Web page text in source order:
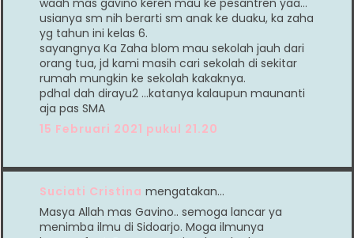
usianya sm nih berarti sm anak ke duaku, ka zaha
yg tahun ini kelas 6.
sayangnya Ka Zaha blom mau sekolah jauh dari
orang tua, jd kami masih cari sekolah di sekitar
rumah mungkin ke sekolah kakaknya.
pdhal dah dirayu2 ...katanya kalaupun maunanti
aja pas SMA
15 Februari 2021 pukul 21.20
Suciati Cristina mengatakan…
Masya Allah mas Gavino.. semoga lancar ya
menimba ilmu di Sidoarjo. Moga ilmunya